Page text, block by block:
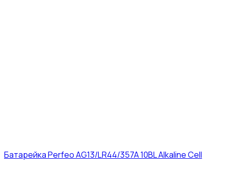
Батарейка Perfeo AG13/LR44/357A 10BL Alkaline Cell